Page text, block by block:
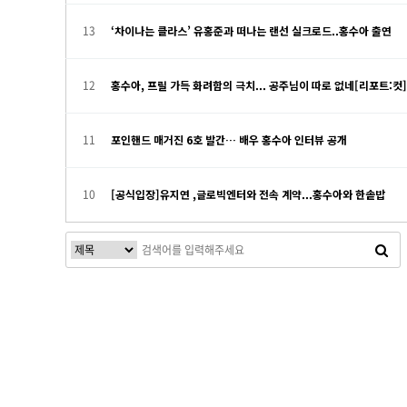
13 ‘차이나는 클라스’ 유홍준과 떠나는 랜선 실크로드..홍수아 출연
12 홍수아, 프릴 가득 화려함의 극치... 공주님이 따로 없네[리포트:컷]
11 포인핸드 매거진 6호 발간… 배우 홍수아 인터뷰 공개
10 [공식입장]유지연 ,글로빅엔터와 전속 계약...홍수아와 한솥밥